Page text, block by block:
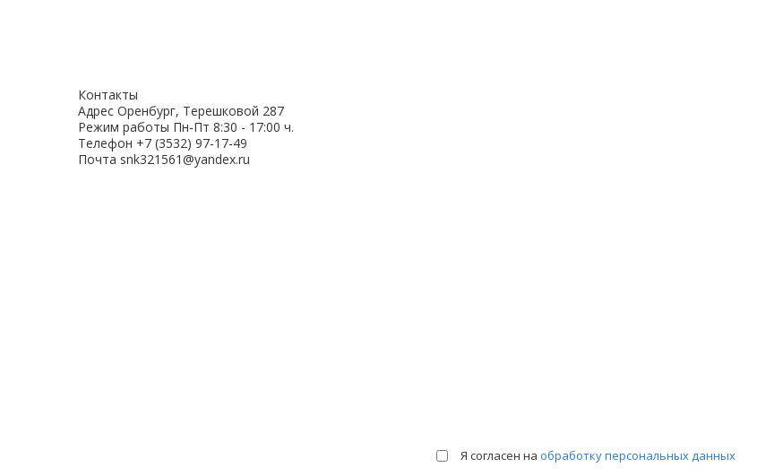
Контакты
Адрес Оренбург, Терешковой 287
Режим работы Пн-Пт 8:30 - 17:00 ч.
Телефон +7 (3532) 97-17-49
Почта snk321561@yandex.ru
Я согласен на обработку персональных данных